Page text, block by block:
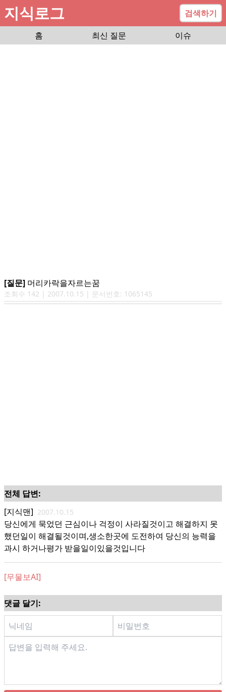
지식로그
검색하기
홈
최신 질문 이슈
[질문] 머리카락을자르는꿈
조회수 142 | 2007.10.15 | 문서번호: 1065145
전체 답변:
[지식맨] 2007.10.15
당신에게 묵었던 근심이나 걱정이 사라질것이고 해결하지 못
했던일이 해결될것이며,생소한곳에 도전하여 당신의 능력을
과시 하거나평가 받을일이있을것입니다
[무물보AI]
댓글 달기: